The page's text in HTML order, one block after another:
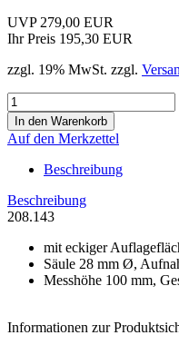
UVP 279,00 EUR
Ihr Preis 195,30 EUR
zzgl. 19% MwSt. zzgl.
Auf den Merkzettel
Beschreibung
Beschreibung
208.143
mit eckiger
Säule 28 mm Ø,
Messhöhe 100 mm,
Informationen zur